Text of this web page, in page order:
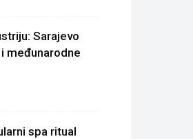
Sarajevo
međunarodne
spa ritual